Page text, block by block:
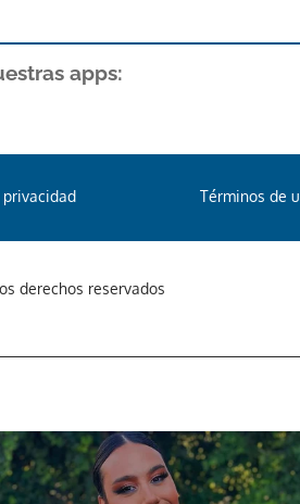
apps:
Términos de
derechos reservados